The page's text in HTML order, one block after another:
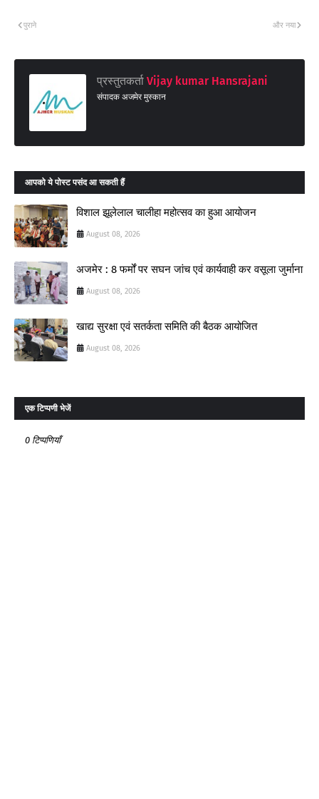
और नया
पुराने
प्रस्तुतकर्ता Vijay kumar Hansrajani
संपादक अजमेर मुस्कान
आपको ये पोस्ट पसंद आ सकती हैं
विशाल झूलेलाल चालीहा महोत्सव का हुआ आयोजन
August 08, 2026
अजमेर : 8 फर्मों पर सघन जांच एवं कार्यवाही कर वसूला जुर्माना
August 08, 2026
खाद्य सुरक्षा एवं सतर्कता समिति की बैठक आयोजित
August 08, 2026
एक टिप्पणी भेजें
0 टिप्पणियाँ